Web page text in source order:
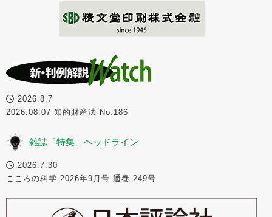
2026.8.7
2026.08.07 知的財産法 No.186
雑誌「特集」ヘッドライン
2026.7.30
こころの科学 2026年9月号 通巻 249号